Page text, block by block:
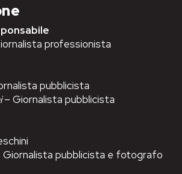
professionista
pubblicista
– Giornalista pubblicista
Giornalista pubblicista e fotografo